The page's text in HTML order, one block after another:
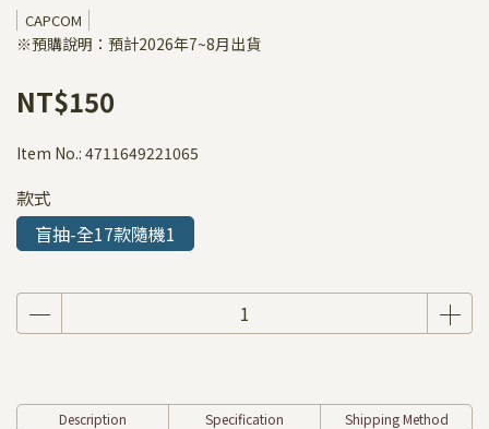
CAPCOM
※預購說明：預計2026年7~8月出貨
NT$150
Item No.: 4711649221065
款式
盲抽-全17款隨機1
Description Specification Shipping Method